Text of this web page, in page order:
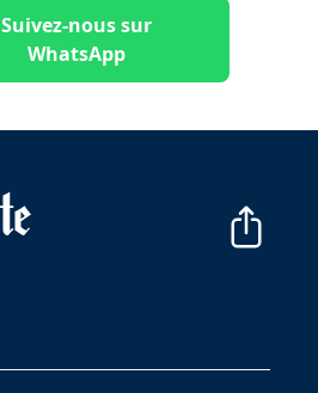
Suivez-nous sur
WhatsApp